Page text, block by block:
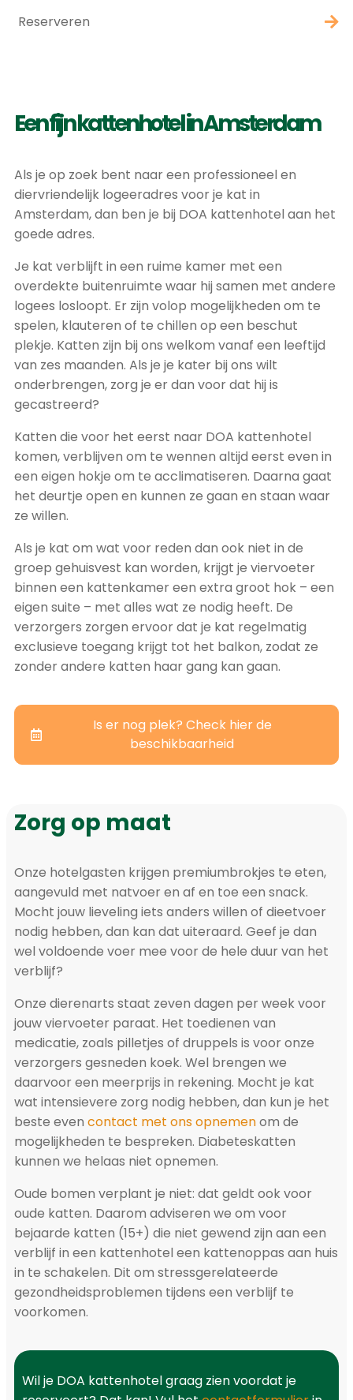
Reserveren
Een fijn kattenhotel in Amsterdam
Als je op zoek bent naar een professioneel en
diervriendelijk logeeradres voor je kat in
Amsterdam, dan ben je bij DOA kattenhotel aan het
goede adres.
Je kat verblijft in een ruime kamer met een
overdekte buitenruimte waar hij samen met andere
logees losloopt. Er zijn volop mogelijkheden om te
spelen, klauteren of te chillen op een beschut
plekje. Katten zijn bij ons welkom vanaf een leeftijd
van zes maanden. Als je je kater bij ons wilt
onderbrengen, zorg je er dan voor dat hij is
gecastreerd?
Katten die voor het eerst naar DOA kattenhotel
komen, verblijven om te wennen altijd eerst even in
een eigen hokje om te acclimatiseren. Daarna gaat
het deurtje open en kunnen ze gaan en staan waar
ze willen.
Als je kat om wat voor reden dan ook niet in de
groep gehuisvest kan worden, krijgt je viervoeter
binnen een kattenkamer een extra groot hok – een
eigen suite – met alles wat ze nodig heeft. De
verzorgers zorgen ervoor dat je kat regelmatig
exclusieve toegang krijgt tot het balkon, zodat ze
zonder andere katten haar gang kan gaan.
Is er nog plek? Check hier de
beschikbaarheid
Zorg op maat
Onze hotelgasten krijgen premiumbrokjes te eten,
aangevuld met natvoer en af en toe een snack.
Mocht jouw lieveling iets anders willen of dieetvoer
nodig hebben, dan kan dat uiteraard. Geef je dan
wel voldoende voer mee voor de hele duur van het
verblijf?
Onze dierenarts staat zeven dagen per week voor
jouw viervoeter paraat. Het toedienen van
medicatie, zoals pilletjes of druppels is voor onze
verzorgers gesneden koek. Wel brengen we
daarvoor een meerprijs in rekening. Mocht je kat
wat intensievere zorg nodig hebben, dan kun je het
beste even contact met ons opnemenom de
mogelijkheden te bespreken. Diabeteskatten
kunnen we helaas niet opnemen.
Oude bomen verplant je niet: dat geldt ook voor
oude katten. Daarom adviseren we om voor
bejaarde katten (15+) die niet gewend zijn aan een
verblijf in een kattenhotel een kattenoppas aan huis
in te schakelen. Dit om stressgerelateerde
gezondheidsproblemen tijdens een verblijf te
voorkomen.
Wil je DOA kattenhotel graag zien voordat je